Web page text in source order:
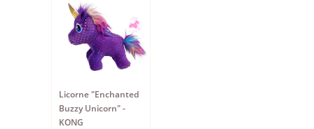
Licorne "Enchanted
Buzzy Unicorn" -
KONG